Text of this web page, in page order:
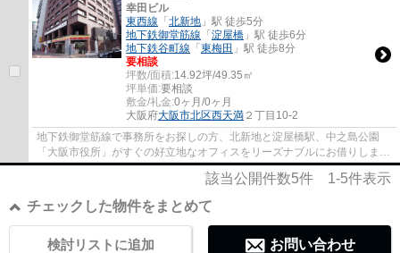
幸田ビル
東西線 「 北新地 」駅 徒歩5分
地下鉄御堂筋線 「 淀屋橋 」駅 徒歩6分
地下鉄谷町線 「 東梅田 」駅 徒歩8分
要相談
坪数/面積:14.92坪/49.35㎡
坪単価:要相談
敷金/礼金:0ヶ月/0ヶ月
大阪府大阪市北区西天満 ２丁目10-2
地下鉄御堂筋線で事務所をお探しの方、北新地と淀屋橋駅、中之島公園
「大阪市役所」がすぐの好立地なオフィスをリーズナブルにお借りしませ
んか。大阪梅田を中心にオフィスをお探しな...
該当公開件数5件 1-5件表示
チェックした物件をまとめて
お問い合わせ
検討リストに追加